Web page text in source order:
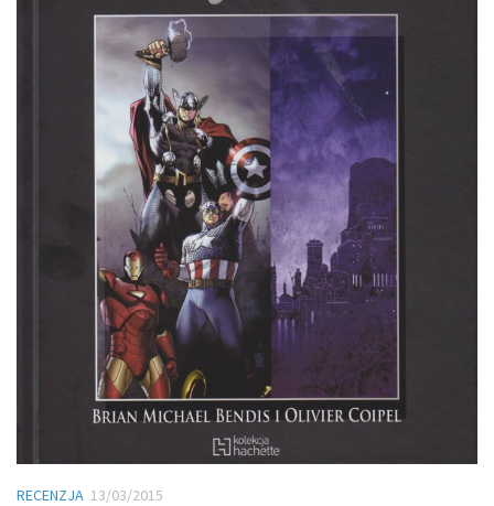
RECENZJA 13/03/2015